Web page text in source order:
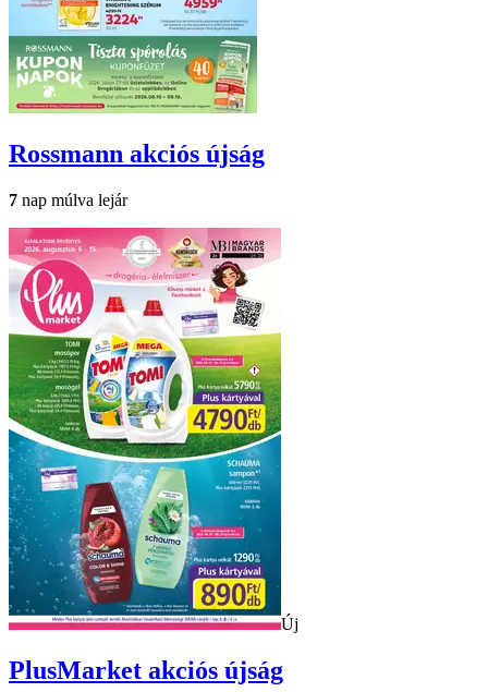
Rossmann akciós újság
7 nap múlva lejár
Új
PlusMarket akciós újság